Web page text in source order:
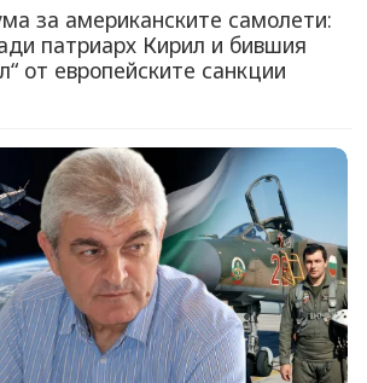
за американските самолети:
патриарх Кирил и бившия
от европейските санкции